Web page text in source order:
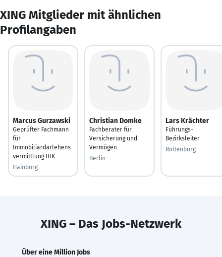
XING Mitglieder mit ähnlichen
Profilangaben
Marcus Gurzawski
Geprüfter Fachmann
für
Immobiliardarlehens
vermittlung IHK
Hainburg
Christian Domke
Fachberater für
Versicherung und
Vermögen
Berlin
Lars Krächter
Führungs-
Bezirksleiter
Rottenburg
XING – Das Jobs-Netzwerk
Über eine Million Jobs